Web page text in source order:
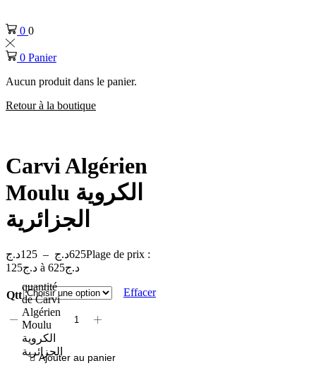
0 0
0 Panier
Aucun produit dans le panier.
Retour à la boutique
Carvi Algérien
Moulu الكروية
الجزائرية
125د.ج – 625د.ج
Plage de prix :
125د.ج à 625د.ج
Qtt Effacer
quantité
de Carvi
Algérien
Moulu
الكروية
الجزائرية
Ajouter au panier